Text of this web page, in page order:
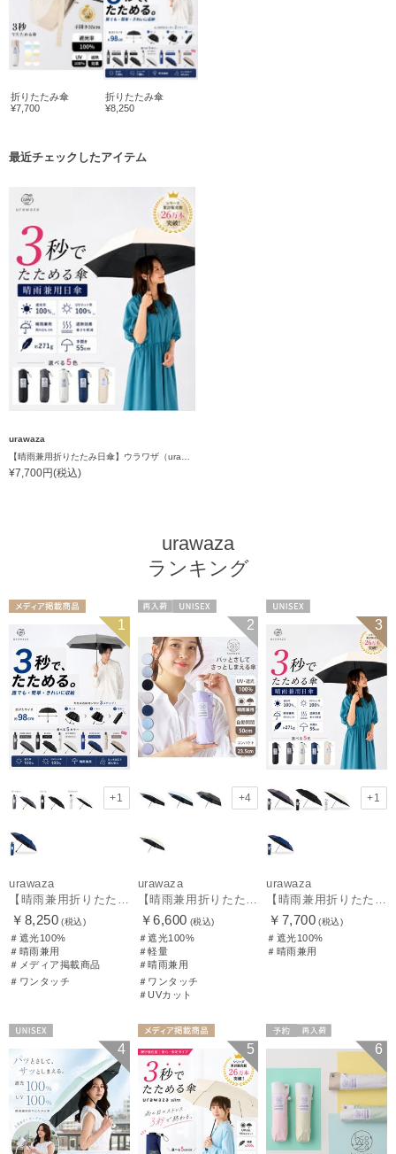
折りたたみ傘
¥7,700
折りたたみ傘
¥8,250
最近チェックしたアイテム
urawaza
¥7,700円(税込)
urawaza
ランキング
品
UNISEX 1
+1
urawaza
【晴雨兼用折りたたみ日傘】ウラワザ（urawaza）無地 55㎝ 晴雨兼用 遮光100% UV100% 自動開閉 ワンタッチ
￥8,250 (税込)
＃遮光100%
＃晴雨兼用
＃メディア掲載商品
＃ワンタッチ
2
+4
urawaza
【晴雨兼用折りたたみ日傘】パッとさして、サッとしまえる傘コワザ(kowaza) プレーン 50 遮光100% UV100% 自動開閉傘 ワンタッチ
￥6,600 (税込)
＃遮光100%
＃軽量
＃晴雨兼用
＃ワンタッチ
＃UVカット
3
+1
urawaza
【晴雨兼用折りたたみ日傘】ウラワザ（urawaza） 無地 55㎝ 折りたたみ傘 晴雨兼用 100%遮光 UV100%
￥7,700 (税込)
＃遮光100%
＃晴雨兼用
4
品
UNISEX 5
品
ギフト向けUNISEX
6